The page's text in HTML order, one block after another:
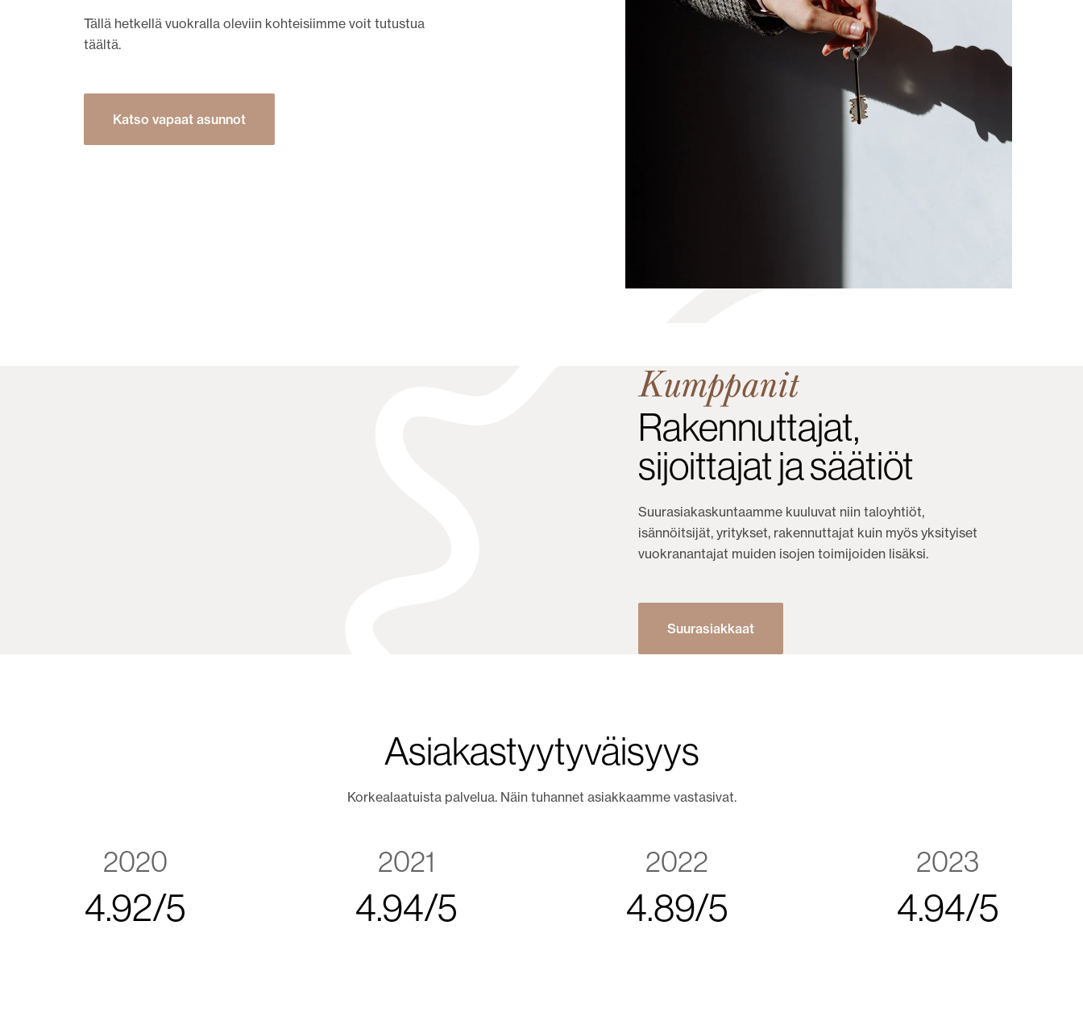
Tällä hetkellä vuokralla oleviin kohteisiimme voit tutustua
täältä.
Katso vapaat asunnot
Kumppanit
Rakennuttajat,
sijoittajat ja säätiöt
Suurasiakaskuntaamme kuuluvat niin taloyhtiöt,
isännöitsijät, yritykset, rakennuttajat kuin myös yksityiset
vuokranantajat muiden isojen toimijoiden lisäksi.
Suurasiakkaat
Asiakastyytyväisyys
Korkealaatuista palvelua. Näin tuhannet asiakkaamme vastasivat.
2020
4.92/5
2021
4.94/5
2022
4.89/5
2023
4.94/5